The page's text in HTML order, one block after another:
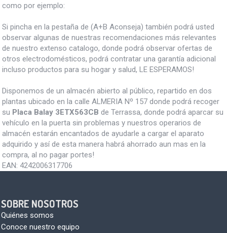
como por ejemplo:
Si pincha en la pestaña de (A+B Aconseja) también podrá usted
observar algunas de nuestras recomendaciones más relevantes
de nuestro extenso catalogo, donde podrá observar ofertas de
otros electrodomésticos, podrá contratar una garantía adicional
incluso productos para su hogar y salud, LE ESPERAMOS!
Disponemos de un almacén abierto al público, repartido en dos
plantas ubicado en la calle ALMERIA Nº 157 donde podrá recoger
su Placa Balay 3ETX563CB de Terrassa, donde podrá aparcar su
vehículo en la puerta sin problemas y nuestros operarios de
almacén estarán encantados de ayudarle a cargar el aparato
adquirido y así de esta manera habrá ahorrado aun mas en la
compra, al no pagar portes!
EAN: 4242006317706
SOBRE NOSOTROS
Quiénes somos
Conoce nuestro equipo